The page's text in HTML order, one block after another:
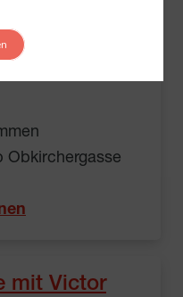
16/3,
Obkirchergasse
mit Victor